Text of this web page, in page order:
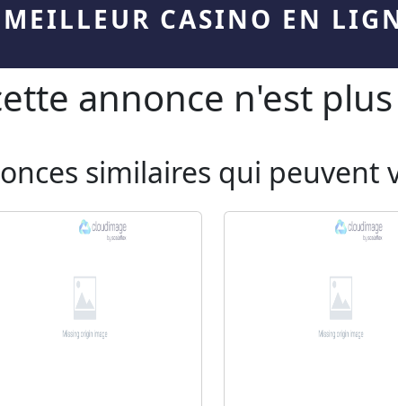
MEILLEUR CASINO EN
annonce n'est
similaires qui peuvent